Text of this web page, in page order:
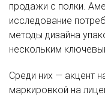
продажи с полки.
исследование
методы дизайна
нескольким
Среди них — акцент
маркировкой на